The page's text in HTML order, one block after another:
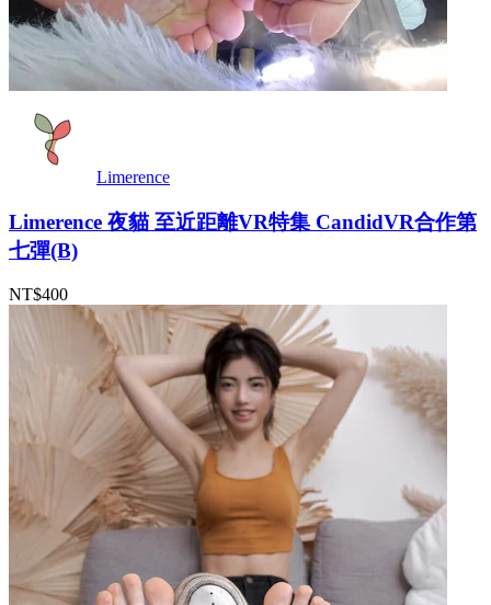
Limerence
Limerence 夜貓 至近距離VR特集 CandidVR合作第
七彈(B)
NT$400